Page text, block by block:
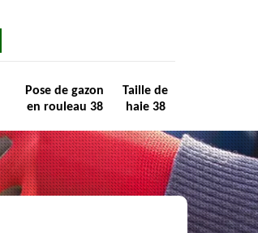
Pose de gazon
en rouleau 38
Taille de
haie 38